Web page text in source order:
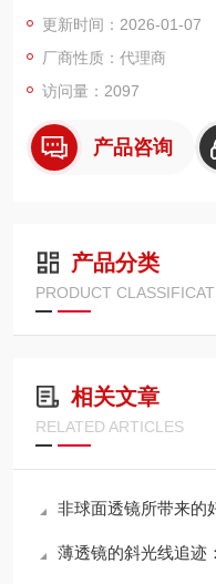
更新时间：2026-01-07
厂商性质：代理商
访问量：2097
产品咨询
产品分类
PRODUCT
相关文章
RELATED ARTICLES
非球面透镜所带来的
薄透镜的斜光线追迹